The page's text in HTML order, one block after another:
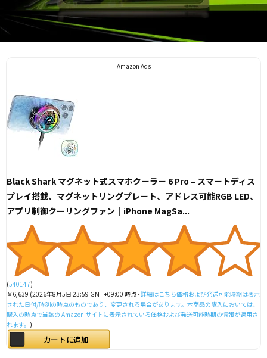
Amazon Ads
Black Shark マグネット式スマホクーラー 6 Pro – スマートディス
プレイ搭載、マグネットリングプレート、アドレス可能RGB LED、
アプリ制御クーリングファン｜iPhone MagSa...
(540147)
￥6,639 (2026年8月5日 23:59 GMT +09:00 時点 -詳細はこちら価格および発送可能時期は表示
された日付/時刻の時点のものであり、変更される場合があります。本商品の購入においては、
購入の時点で当該の Amazon サイトに表示されている価格および発送可能時期の情報が適用さ
れます。 )
カートに追加